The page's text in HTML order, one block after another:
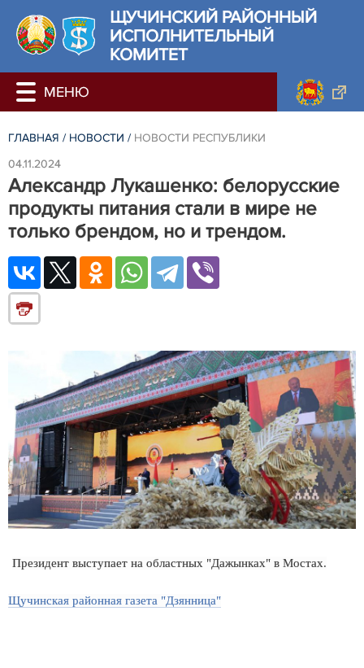
ЩУЧИНСКИЙ РАЙОННЫЙ
ИСПОЛНИТЕЛЬНЫЙ
КОМИТЕТ
ГЛАВНАЯ / НОВОСТИ / НОВОСТИ РЕСПУБЛИКИ
04.11.2024
Александр Лукашенко: белорусские
продукты питания стали в мире не
только брендом, но и трендом.
Президент выступает на областных "Дажынках" в Мостах.
Щучинская районная газета "Дзянница"